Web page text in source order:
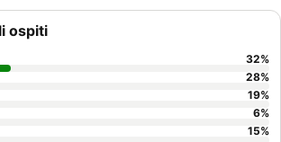
di prenotare una camera recentemente
per impareggiabili viste sul mare o sul
ospiti
32%
28%
19%
6%
15%